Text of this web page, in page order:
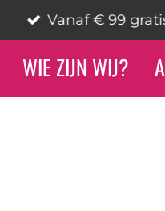
Vanaf € 99
WIE ZIJN WIJ?